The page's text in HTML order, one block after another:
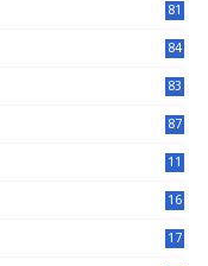
81
84
83
87
11
16
17